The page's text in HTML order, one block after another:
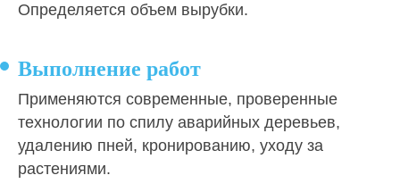
Определяется объем вырубки.
Выполнение работ
Применяются современные, проверенные
технологии по спилу аварийных деревьев,
удалению пней, кронированию, уходу за
растениями.